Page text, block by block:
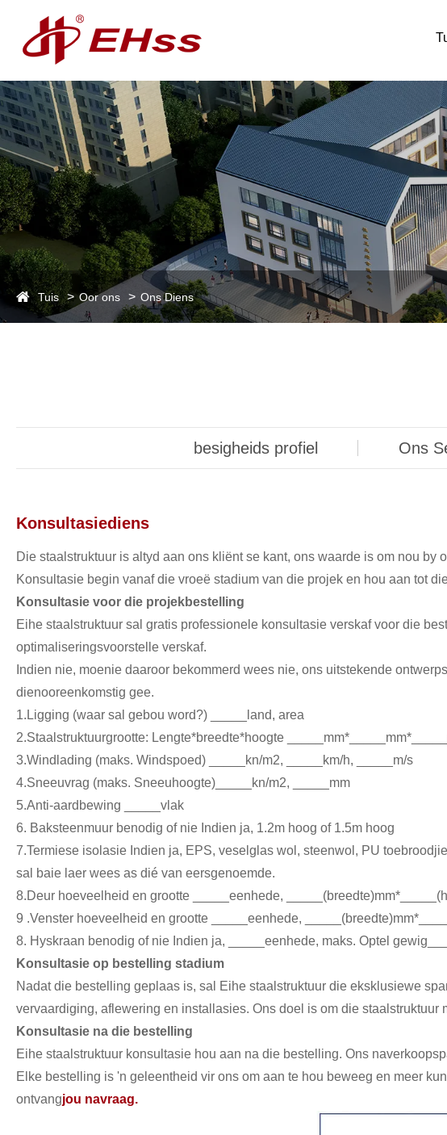
Tuis Oor ons Ons Diens
besigheids profiel Ons
Konsultasiediens
Die staalstruktuur is altyd aan ons kliënt se kant, ons waarde is om nou by
Konsultasie begin vanaf die vroeë stadium van die projek en hou aan tot
Konsultasie voor die projekbestelling
Eihe staalstruktuur sal gratis professionele konsultasie verskaf voor die
optimaliseringsvoorstelle verskaf.
Indien nie, moenie daaroor bekommerd wees nie, ons uitstekende
dienooreenkomstig gee.
1.Ligging (waar sal gebou word?) _____land, area
2.Staalstruktuurgrootte: Lengte*breedte*hoogte
3.Windlading (maks. Windspoed) _____kn/m2, _____km/h, _____m/s
4.Sneeuvrag (maks. Sneeuhoogte)_____kn/m2, _____mm
5.Anti-aardbewing _____vlak
6. Baksteenmuur benodig of nie Indien ja, 1.2m hoog of 1.5m hoog
7.Termiese isolasie Indien ja, EPS, veselglas wol, steenwol, PU
sal baie laer wees as dié van eersgenoemde.
8.Deur hoeveelheid en grootte _____eenhede,
9 .Venster hoeveelheid en grootte _____eenhede,
8. Hyskraan benodig of nie Indien ja, _____eenhede, maks. Optel
Konsultasie op bestelling stadium
Nadat die bestelling geplaas is, sal Eihe staalstruktuur die eksklusiewe
vervaardiging, aflewering en installasies. Ons doel is om die staalstruktuur
Konsultasie na die bestelling
Eihe staalstruktuur konsultasie hou aan na die bestelling. Ons
Elke bestelling is 'n geleentheid vir ons om aan te hou beweeg en meer
ontvangjou navraag.